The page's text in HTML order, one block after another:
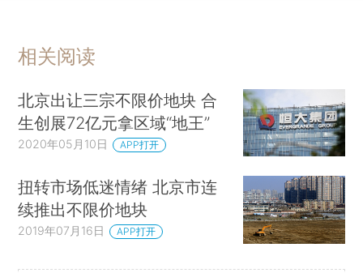
相关阅读
北京出让三宗不限价地块 合
生创展72亿元拿区域“地王”
2020年05月10日 APP打开
扭转市场低迷情绪 北京市连
续推出不限价地块
2019年07月16日 APP打开